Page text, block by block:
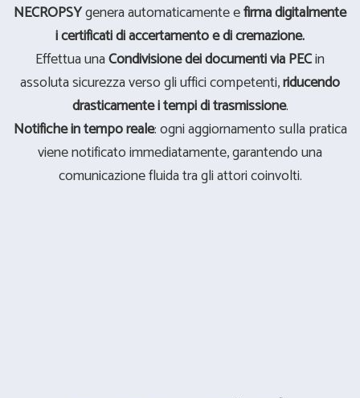
NECROPSYgenera automaticamente efirma digitalmente
i certificati di accertamento e di cremazione.
Effettua unaCondivisione dei documenti via PECin
assoluta sicurezza verso gli uffici competenti,riducendo
drasticamente i tempi di trasmissione.
Notifiche in tempo reale: ogni aggiornamento sulla pratica
viene notificato immediatamente, garantendo una
comunicazione fluida tra gli attori coinvolti.